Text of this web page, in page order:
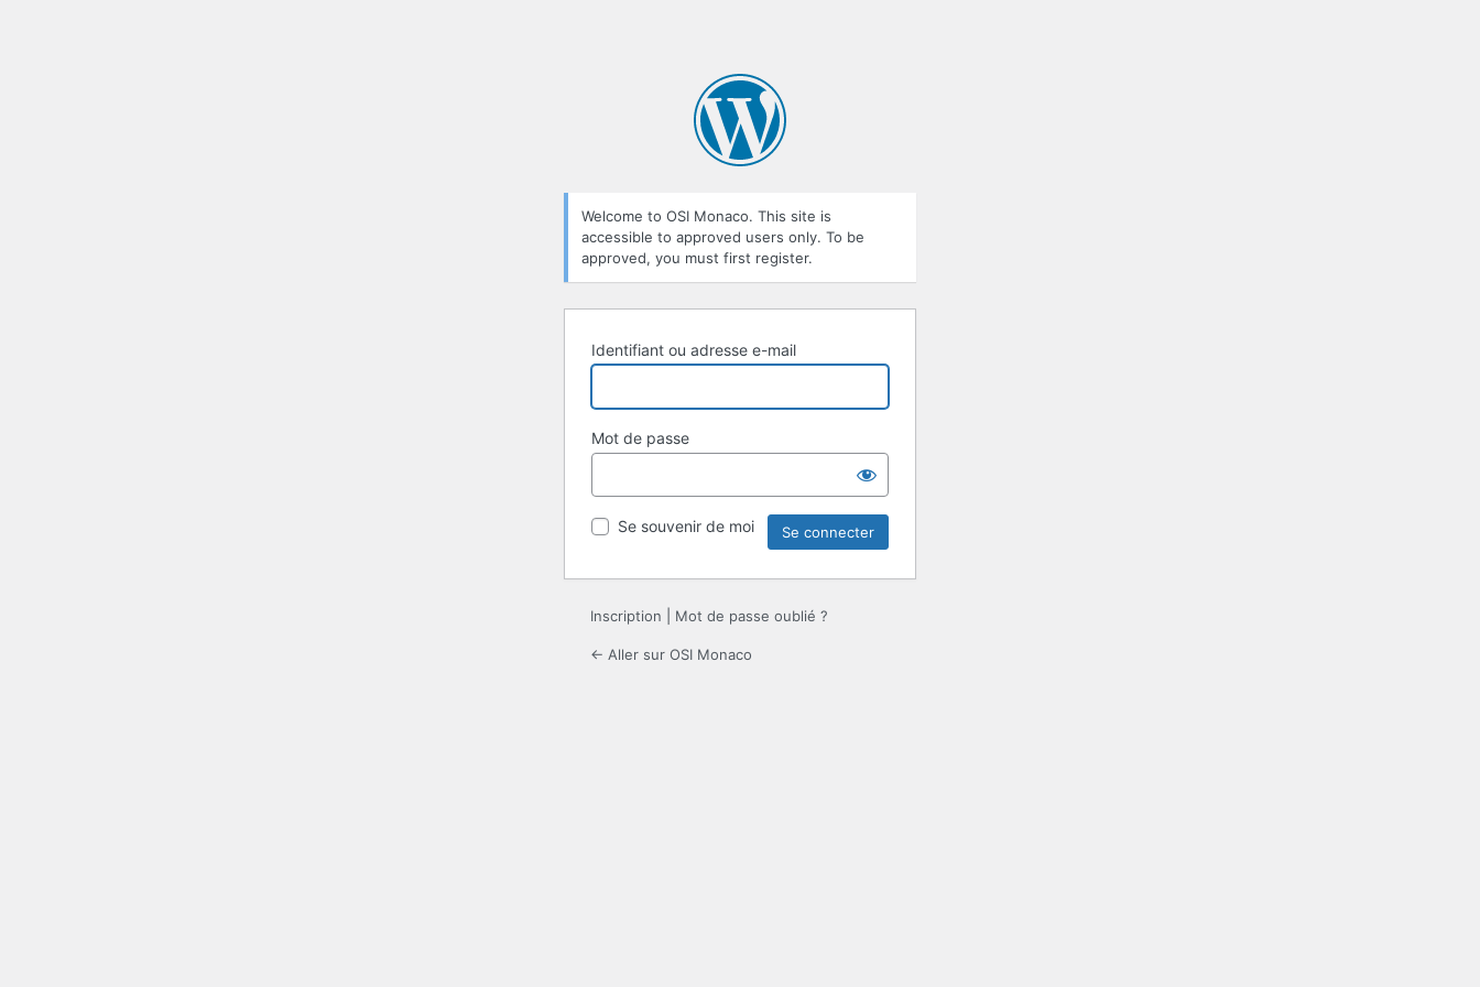
Welcome to OSI Monaco. This site is
accessible to approved users only. To be
approved, you must first register.
Identifiant ou adresse e-mail
Mot de passe
Se souvenir de moi
Inscription Mot de passe oublié ?
← Aller sur OSI Monaco